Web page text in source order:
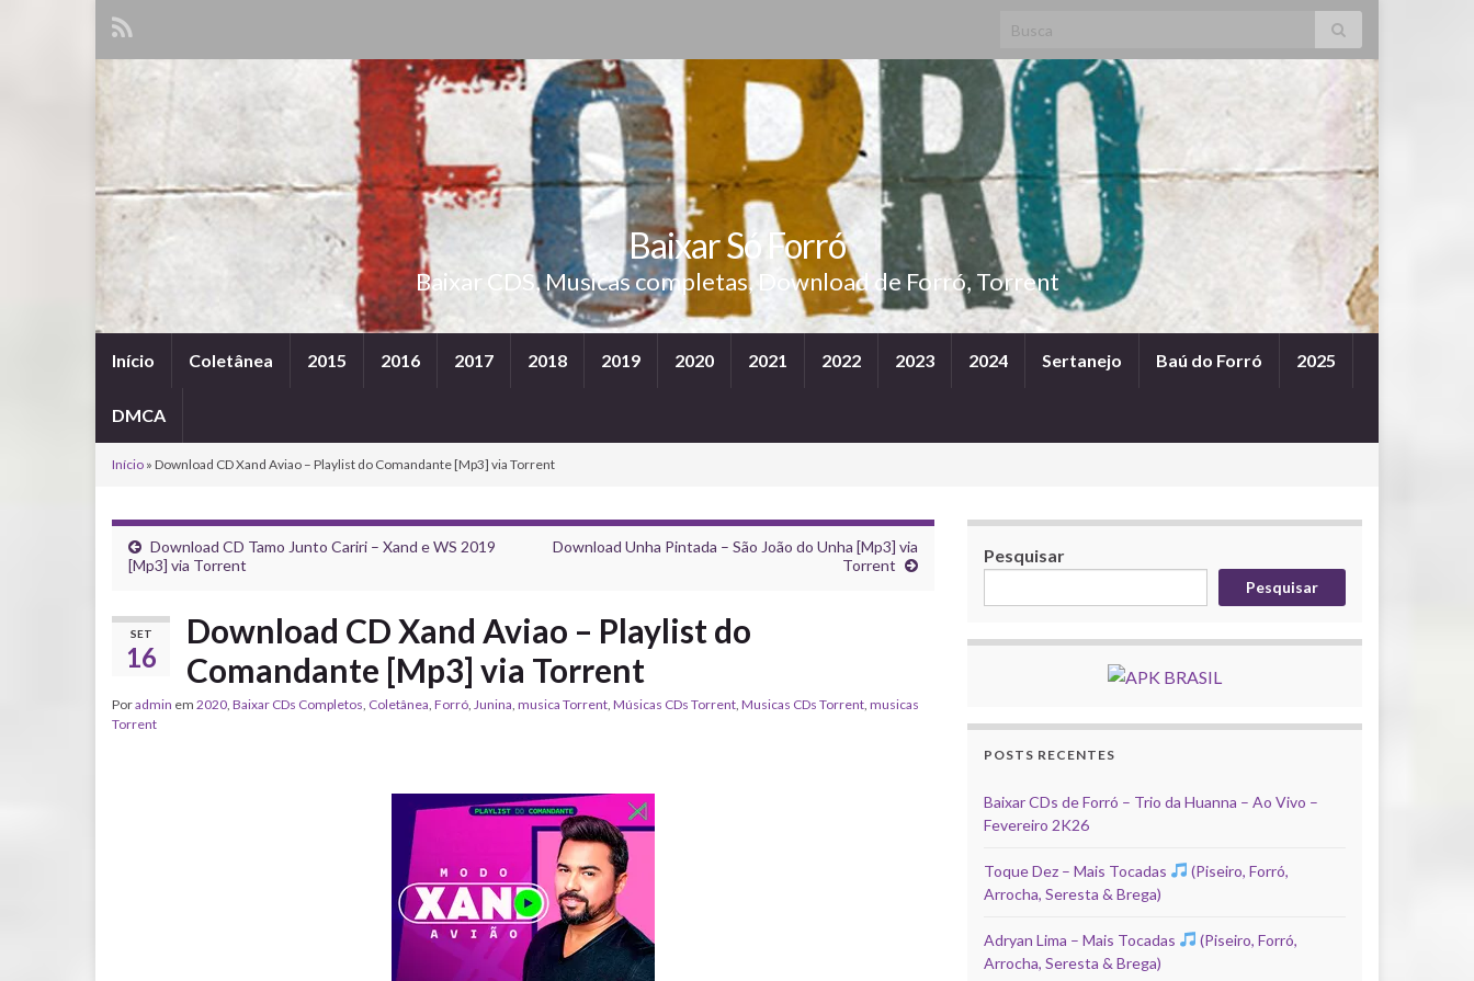
Search for:
Baixar Só Forró
Baixar CDS, Musicas completas, Download de Forró, Torrent
Início Coletânea 2015 2016 2017 2018 2019 2020 2021 2022 2023 2024 Sertanejo Baú do Forró 2025
DMCA
Início » Download CD Xand Aviao – Playlist do Comandante [Mp3] via Torrent
Download CD Tamo Junto Cariri – Xand e WS 2019
[Mp3] via Torrent
Download Unha Pintada – São João do Unha [Mp3] via
Torrent
SET
16
Download CD Xand Aviao – Playlist do
Comandante [Mp3] via Torrent
Poradmin em 2020, Baixar CDs Completos, Coletânea, Forró, Junina, musica Torrent, ‎Músicas CDs Torrent, ‎Musicas CDs Torrent, musicas
Torrent
Pesquisar
Pesquisar
POSTS RECENTES
Baixar CDs de Forró – Trio da Huanna – Ao Vivo –
Fevereiro 2K26
Toque Dez – Mais Tocadas
(Piseiro, Forró,
Arrocha, Seresta & Brega)
Adryan Lima – Mais Tocadas
(Piseiro, Forró,
Arrocha, Seresta & Brega)